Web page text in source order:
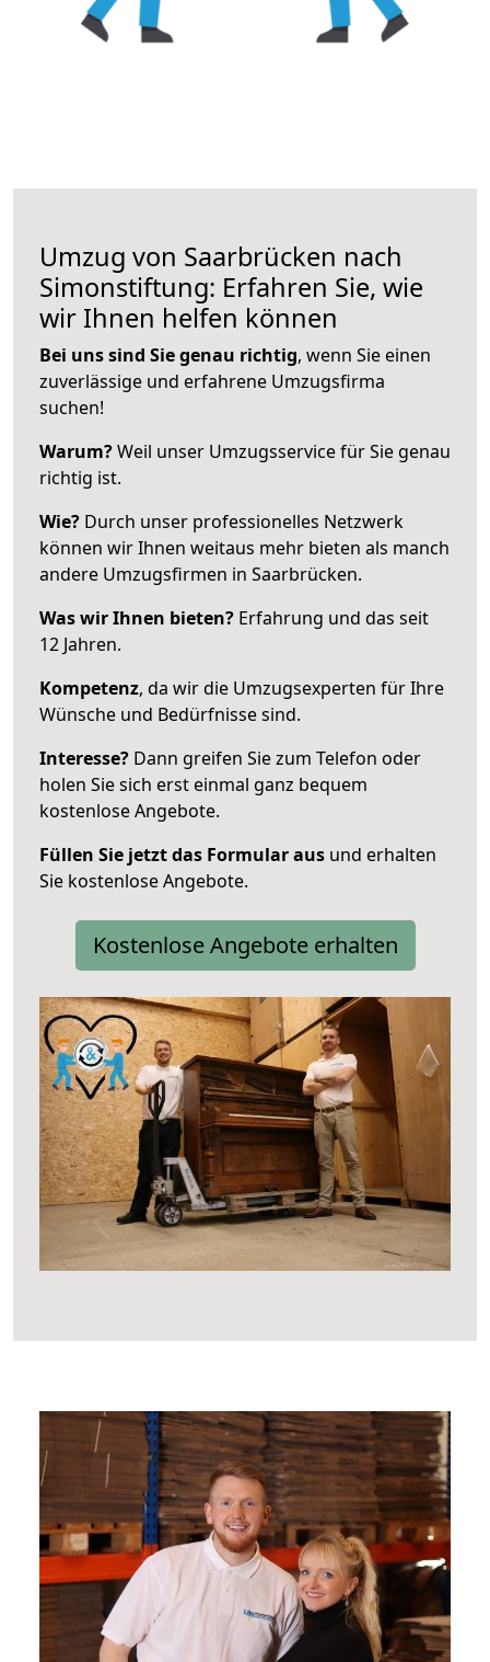
Umzug von Saarbrücken nach
Simonstiftung: Erfahren Sie, wie
wir Ihnen helfen können
Bei uns sind Sie genau richtig, wenn Sie einen
zuverlässige und erfahrene Umzugsfirma
suchen!
Warum?Weil unser Umzugsservice für Sie genau
richtig ist.
Wie? Durch unser professionelles Netzwerk
können wir Ihnen weitaus mehr bieten als manch
andere Umzugsfirmen in Saarbrücken.
Was wir Ihnen bieten? Erfahrung und das seit
12 Jahren.
Kompetenz, da wir die Umzugsexperten für Ihre
Wünsche und Bedürfnisse sind.
Interesse? Dann greifen Sie zum Telefon oder
holen Sie sich erst einmal ganz bequem
kostenlose Angebote.
Füllen Sie jetzt das Formular aus und erhalten
Sie kostenlose Angebote.
Kostenlose Angebote erhalten